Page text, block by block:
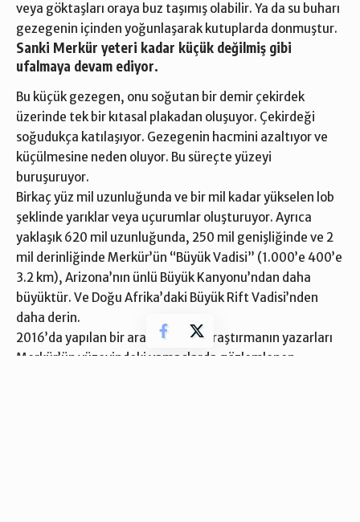
veya göktaşları oraya buz taşımış olabilir. Ya da su buharı
gezegenin içinden yoğunlaşarak kutuplarda donmuştur.
Sanki Merkür yeteri kadar küçük değilmiş gibi
ufalmaya devam ediyor.
Bu küçük gezegen, onu soğutan bir demir çekirdek
üzerinde tek bir kıtasal plakadan oluşuyor. Çekirdeği
soğudukça katılaşıyor. Gezegenin hacmini azaltıyor ve
küçülmesine neden oluyor. Bu süreçte yüzeyi
buruşuruyor.
Birkaç yüz mil uzunluğunda ve bir mil kadar yükselen lob
şeklinde yarıklar veya uçurumlar oluşturuyor. Ayrıca
yaklaşık 620 mil uzunluğunda, 250 mil genişliğinde ve 2
mil derinliğinde Merkür’ün “Büyük Vadisi” (1.000’e 400’e
3.2 km), Arizona’nın ünlü Büyük Kanyonu’ndan daha
büyüktür. Ve Doğu Afrika’daki Büyük Rift Vadisi’nden
daha derin.
2016’da yapılan bir araştırmada, araştırmanın yazarları
Merkür’ün yüzeyindeki yamaçlarda gözlemlenen